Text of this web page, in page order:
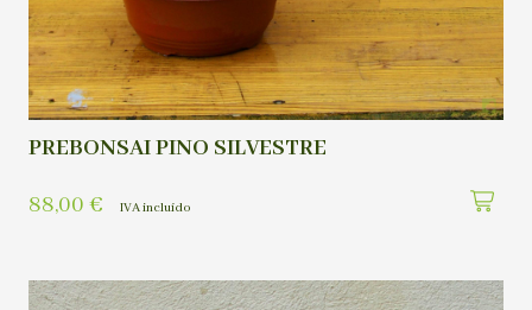
PREBONSAI PINO SILVESTRE
88,00 € IVA incluído